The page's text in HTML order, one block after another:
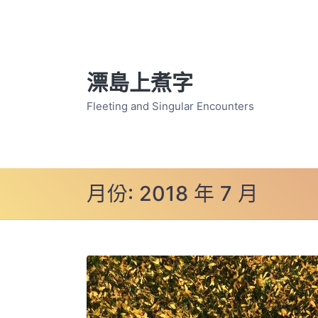
漂島上煮字
Fleeting and Singular Encounters
月份: 2018 年 7 月